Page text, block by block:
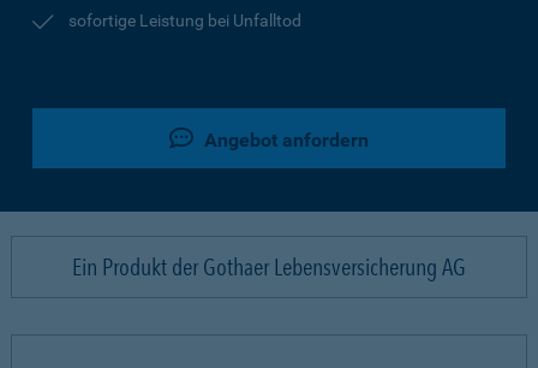
sofortige Leistung bei Unfalltod
Angebot anfordern
Ein Produkt der Gothaer Lebensversicherung AG